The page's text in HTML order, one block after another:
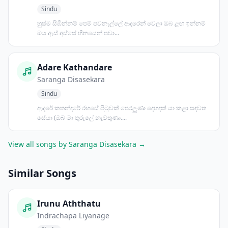
Sindu
හුස්ම සිඹින්නම් පෙම් පවනැල්ලේ ආදරෙන් වෙලා ඔබ ළඟ ඉන්නම්
ඔය ඇස් අස්සේ හීනයෙන් පවා...
Adare Kathandare
Saranga Disasekara
Sindu
ආදරේ කතන්දරේ රහසේ පිටුවක් පෙරලුණා දෙහදක් යා කළා සඳවත
සේයා (ඔබ මා තුරුලේ නැවතුණා....
View all songs by Saranga Disasekara →
Similar Songs
Irunu Aththatu
Indrachapa Liyanage